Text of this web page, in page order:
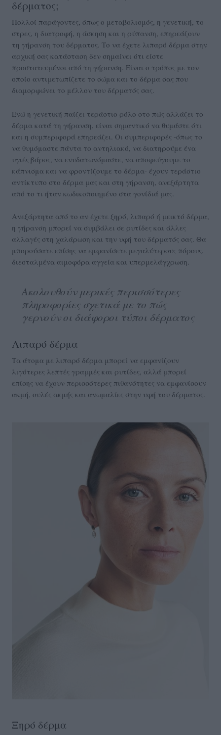
δέρματος;
Πολλοί παράγοντες, όπως ο μεταβολισμός, η γενετική, το
στρες, η διατροφή, η άσκηση και η ρύπανση, επηρεάζουν
τη γήρανση του δέρματος. Το να έχετε λιπαρό δέρμα στην
αρχική σας κατάσταση δεν σημαίνει ότι είστε
προστατευμένοι από τη γήρανση. Είναι ο τρόπος με τον
οποίο αντιμετωπίζετε το σώμα και το δέρμα σας που
διαμορφώνει το μέλλον του δέρματός σας.
Ενώ η γενετική παίζει τεράστιο ρόλο στο πώς αλλάζει το
δέρμα κατά τη γήρανση, είναι σημαντικό να θυμάστε ότι
και η συμπεριφορά επηρεάζει. Οι συμπεριφορές -όπως το
να θυμόμαστε πάντα το αντηλιακό, να διατηρούμε ένα
υγιές βάρος, να ενυδατωνόμαστε, να αποφεύγουμε το
κάπνισμα και να φροντίζουμε το δέρμα- έχουν τεράστιο
αντίκτυπο στο δέρμα μας και στη γήρανση, ανεξάρτητα
από το τι ήταν κωδικοποιημένο στα γονίδιά μας.
Ανεξάρτητα από το αν έχετε ξηρό, λιπαρό ή μεικτό δέρμα,
η γήρανση μπορεί να συμβάλει σε ρυτίδες και άλλες
αλλαγές στη χαλάρωση και την υφή του δέρματός σας. Θα
μπορούσατε επίσης να εμφανίσετε μεγαλύτερους πόρους,
διεσταλμένα αιμοφόρα αγγεία και υπερμελάγχρωση.
Ακολουθούν μερικές περισσότερες
πληροφορίες σχετικά με το πώς
γερνούν οι διάφοροι τύποι δέρματος
Λιπαρό δέρμα
Τα άτομα με λιπαρό δέρμα μπορεί να εμφανίζουν
λιγότερες λεπτές γραμμές και ρυτίδες, αλλά μπορεί
επίσης να έχουν περισσότερες πιθανότητες να εμφανίσουν
ακμή, ουλές ακμής και ανωμαλίες στην υφή του δέρματος.
Ξηρό δέρμα